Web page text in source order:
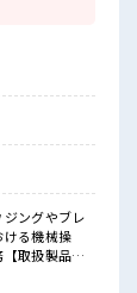
ジングやブレ
ける機械操
取扱製品情